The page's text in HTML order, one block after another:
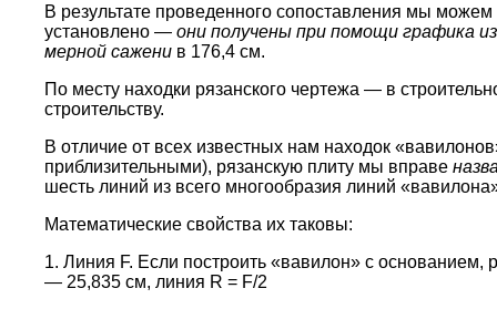
В результате проведенного сопоставления мы
установлено — они получены при помощи графика
мерной сажени в 176,4 см.
По месту находки рязанского чертежа — в
строительству.
В отличие от всех известных нам находок
приблизительными), рязанскую плиту мы вправе
шесть линий из всего многообразия линий
Математические свойства их таковы:
1. Линия F. Если построить «вавилон» с основанием,
— 25,835 см, линия R = F/2